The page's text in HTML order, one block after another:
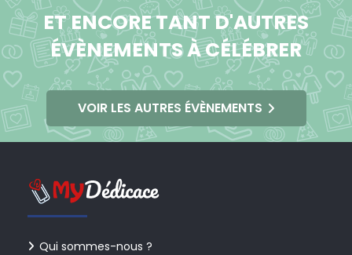
ET ENCORE TANT D'AUTRES
ÉVÈNEMENTS À CÉLÉBRER
VOIR LES AUTRES ÉVÈNEMENTS
Qui sommes-nous ?